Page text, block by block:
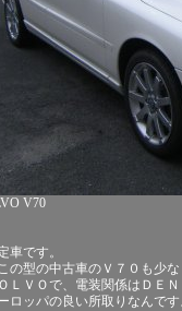
V70
車です。
の型の中古車のＶ７０も少
ＬＶＯで、電装関係はＤＥ
ロッパの良い所取りなんで